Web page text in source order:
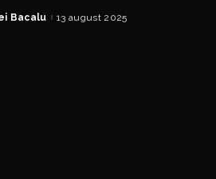
Bacalu 13 august 2025